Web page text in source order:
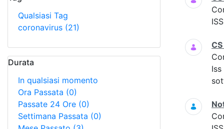
Qualsiasi Tag
coronavirus (21)
Durata
In qualsiasi momento
Ora Passata (0)
Passate 24 Ore (0)
Settimana Passata (0)
Iss